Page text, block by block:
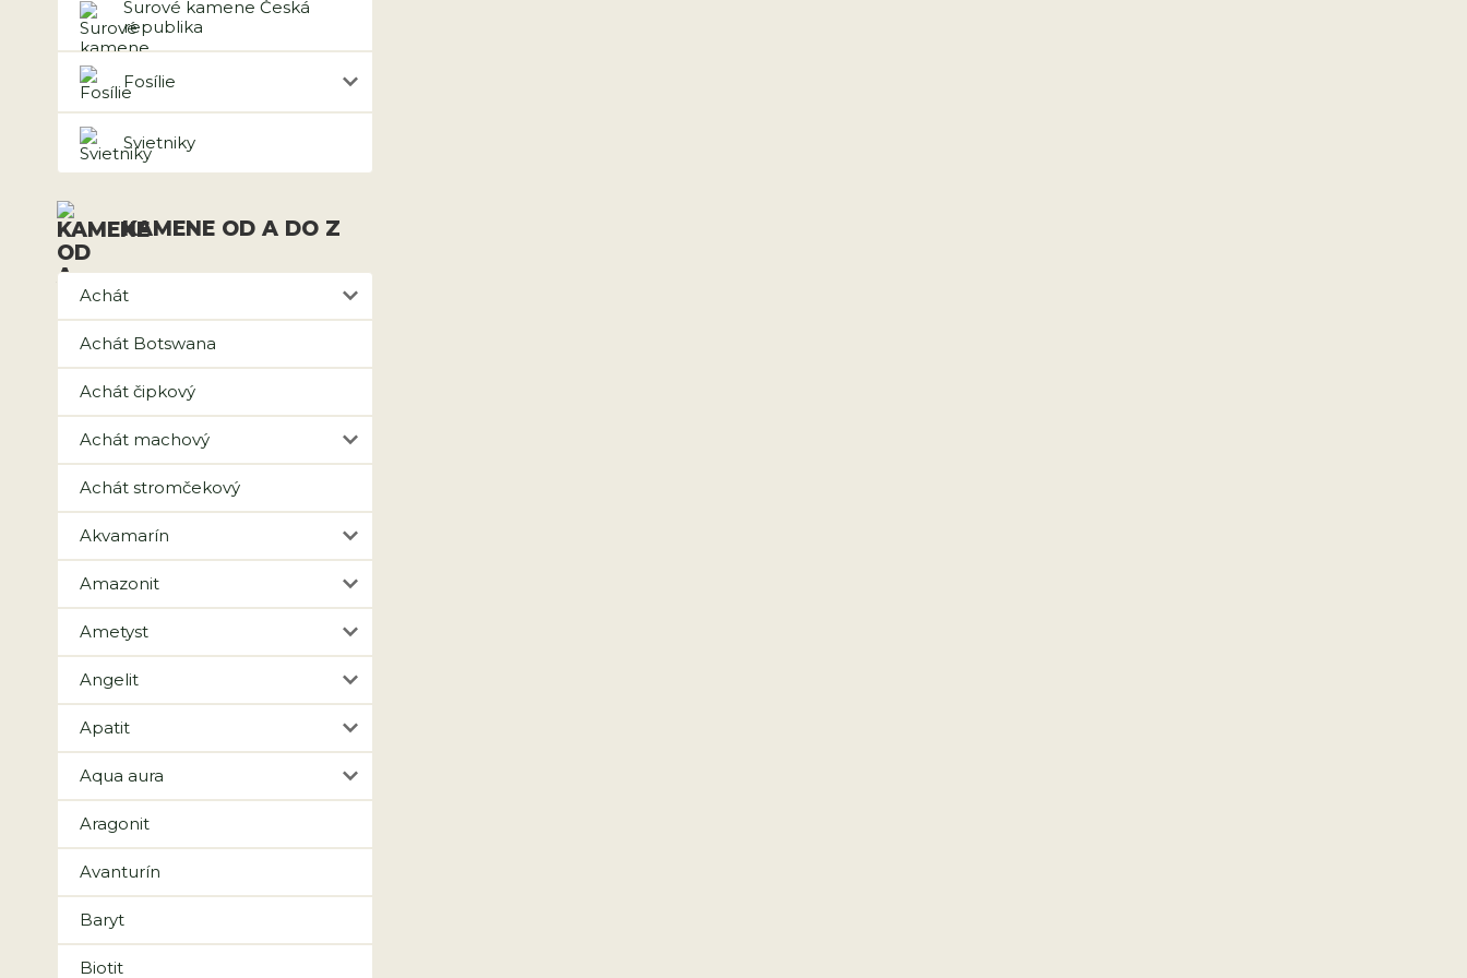
Surové kamene Česká
republika
Fosílie
Svietniky
KAMENE OD A DO Z
Achát
Achát Botswana
Achát čipkový
Achát machový
Achát stromčekový
Akvamarín
Amazonit
Ametyst
Angelit
Apatit
Aqua aura
Aragonit
Avanturín
Baryt
Biotit